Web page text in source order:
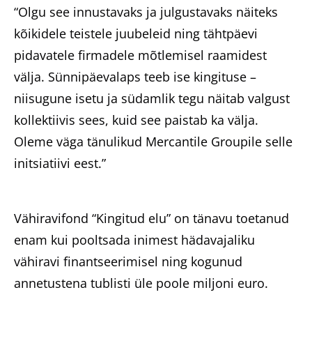
“Olgu see innustavaks ja julgustavaks näiteks
kõikidele teistele juubeleid ning tähtpäevi
pidavatele firmadele mõtlemisel raamidest
välja. Sünnipäevalaps teeb ise kingituse –
niisugune isetu ja südamlik tegu näitab valgust
kollektiivis sees, kuid see paistab ka välja.
Oleme väga tänulikud Mercantile Groupile selle
initsiatiivi eest.”
Vähiravifond “Kingitud elu” on tänavu toetanud
enam kui pooltsada inimest hädavajaliku
vähiravi finantseerimisel ning kogunud
annetustena tublisti üle poole miljoni euro.